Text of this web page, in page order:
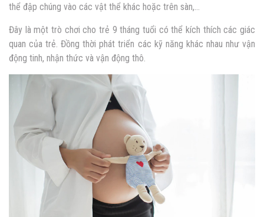
thể đập chúng vào các vật thể khác hoặc trên sàn,…
Đây là một trò chơi cho trẻ 9 tháng tuổi có thể kích thích các giác
quan của trẻ. Đồng thời phát triển các kỹ năng khác nhau như vận
động tinh, nhận thức và vận động thô.